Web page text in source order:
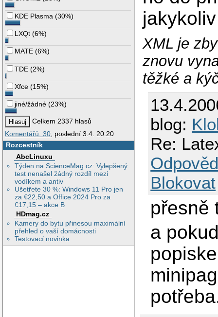
KDE Plasma (30%)
LXQt (6%)
MATE (6%)
TDE (2%)
Xfce (15%)
jiné/žádné (23%)
Celkem 2337 hlasů
Komentářů: 30 , poslední 3.4. 20:20
Rozcestník
AbcLinuxu
Týden na ScienceMag.cz: Vylepšený
test nenašel žádný rozdíl mezi
vodíkem a antiv
Ušetřete 30 %: Windows 11 Pro jen
za €22,50 a Office 2024 Pro za
€17,15 – akce B
HDmag.cz
Kamery do bytu přinesou maximální
přehled o vaší domácnosti
Testovací novinka
XML je
znovu
těžké a
blog:
Re:
Blokovat
přesně
a